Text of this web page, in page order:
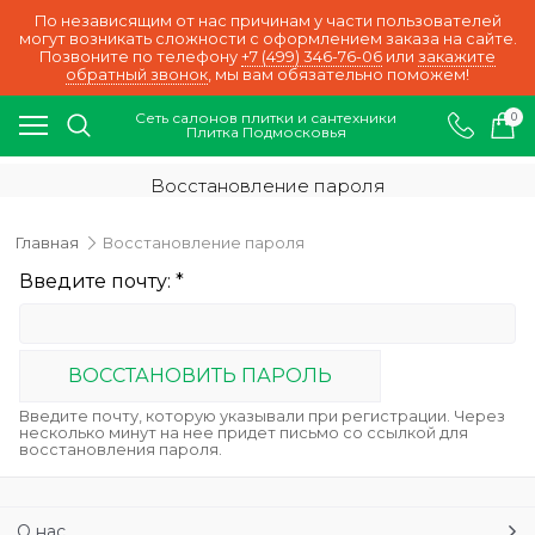
По независящим от нас причинам у части пользователей
могут возникать сложности с оформлением заказа на сайте.
Позвоните по телефону +7 (499) 346-76-06 или закажите
обратный звонок, мы вам обязательно поможем!
Сеть салонов плитки и сантехники
Плитка Подмосковья
0
Восстановление пароля
Главная Восстановление пароля
Введите почту: *
ВОСCТАНОВИТЬ ПАРОЛЬ
Введите почту, которую указывали при регистрации. Через
несколько минут на нее придет письмо со ссылкой для
восстановления пароля.